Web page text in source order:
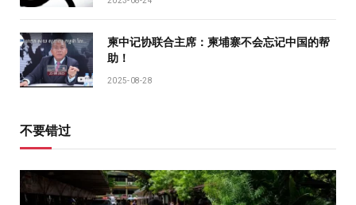
柬中记协联合主席：柬埔寨不会忘记中国的帮
助！
2025-08-28
不要错过